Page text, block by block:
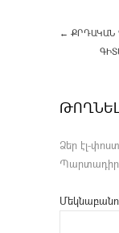
← ՔՐԴԱԿԱՆ
Ձեր էլ-
Պարտադիր